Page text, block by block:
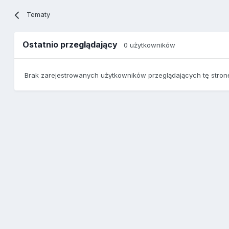
Tematy
Ostatnio przeglądający0 użytkowników
Brak zarejestrowanych użytkowników przeglądających tę